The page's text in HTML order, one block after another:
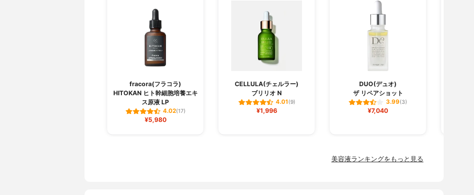
fracora(フラコラ)
HITOKAN ヒト幹細胞培養エキ
ス原液 LP
4.02(17)
¥5,980
CELLULA(チェルラー)
ブリリオ N
4.01(9)
¥1,996
DUO(デュオ)
ザ リペアショット
3.99(3)
¥7,040
美容液ランキングをもっと見る